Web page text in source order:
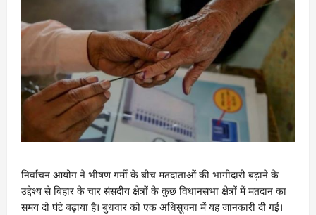
निर्वाचन आयोग ने भीषण गर्मी के बीच मतदाताओं की भागीदारी बढ़ाने के
उद्देश्य से बिहार के चार संसदीय क्षेत्रों के कुछ विधानसभा क्षेत्रों में मतदान का
समय दो घंटे बढ़ाया है। बुधवार को एक अधिसूचना में यह जानकारी दी गई।